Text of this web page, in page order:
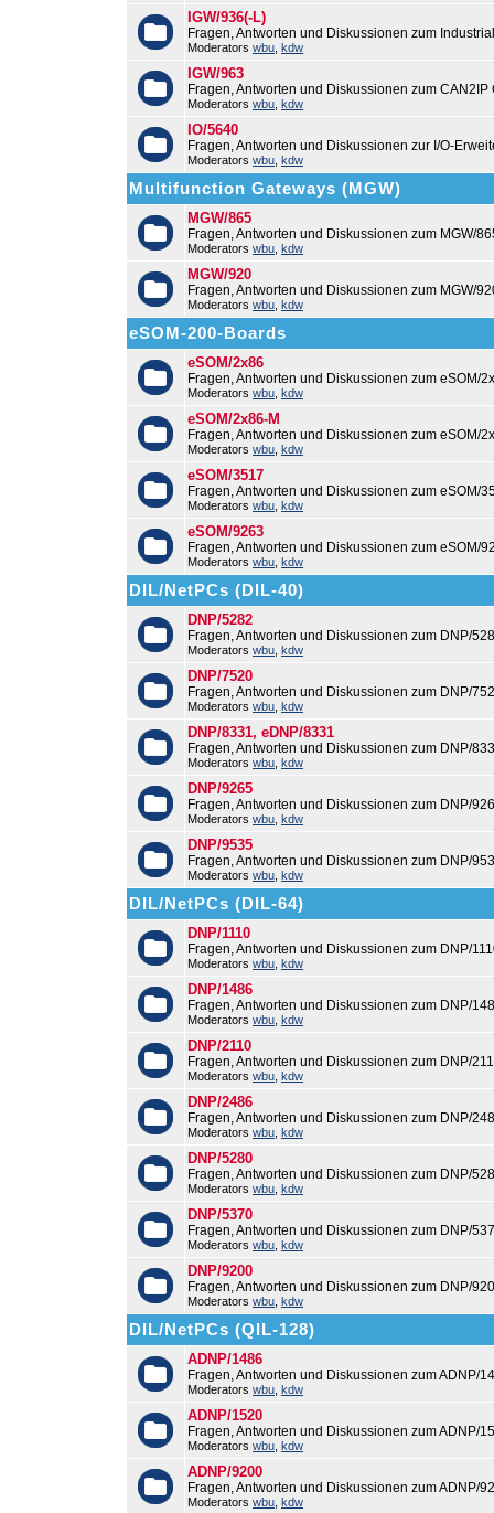
IGW/936(-L)
Fragen, Antworten und Diskussionen zum
Moderators wbu kdw
IGW/963
Fragen, Antworten und Diskussionen zum CAN2IP
Moderators wbu kdw
IO/5640
Fragen, Antworten und Diskussionen zur I/O-
Moderators wbu kdw
Multifunction Gateways (MGW)
MGW/865
Fragen, Antworten und Diskussionen zum MGW/
Moderators wbu kdw
MGW/920
Fragen, Antworten und Diskussionen zum MGW/
Moderators wbu kdw
eSOM-200-Boards
eSOM/2x86
Fragen, Antworten und Diskussionen zum eSOM/
Moderators wbu kdw
eSOM/2x86-M
Fragen, Antworten und Diskussionen zum eSOM/
Moderators wbu kdw
eSOM/3517
Fragen, Antworten und Diskussionen zum eSOM/
Moderators wbu kdw
eSOM/9263
Fragen, Antworten und Diskussionen zum eSOM/
Moderators wbu kdw
DIL/NetPCs (DIL-40)
DNP/5282
Fragen, Antworten und Diskussionen zum DNP/
Moderators wbu kdw
DNP/7520
Fragen, Antworten und Diskussionen zum DNP/
Moderators wbu kdw
DNP/8331, eDNP/8331
Fragen, Antworten und Diskussionen zum DNP/
Moderators wbu kdw
DNP/9265
Fragen, Antworten und Diskussionen zum DNP/
Moderators wbu kdw
DNP/9535
Fragen, Antworten und Diskussionen zum DNP/
Moderators wbu kdw
DIL/NetPCs (DIL-64)
DNP/1110
Fragen, Antworten und Diskussionen zum DNP/
Moderators wbu kdw
DNP/1486
Fragen, Antworten und Diskussionen zum DNP/
Moderators wbu kdw
DNP/2110
Fragen, Antworten und Diskussionen zum DNP/
Moderators wbu kdw
DNP/2486
Fragen, Antworten und Diskussionen zum DNP/
Moderators wbu kdw
DNP/5280
Fragen, Antworten und Diskussionen zum DNP/
Moderators wbu kdw
DNP/5370
Fragen, Antworten und Diskussionen zum DNP/
Moderators wbu kdw
DNP/9200
Fragen, Antworten und Diskussionen zum DNP/
Moderators wbu kdw
DIL/NetPCs (QIL-128)
ADNP/1486
Fragen, Antworten und Diskussionen zum ADNP/
Moderators wbu kdw
ADNP/1520
Fragen, Antworten und Diskussionen zum ADNP/
Moderators wbu kdw
ADNP/9200
Fragen, Antworten und Diskussionen zum ADNP/
Moderators wbu kdw